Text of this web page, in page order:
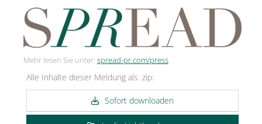
Mehr lesen Sie unter: spread-pr.com/press
Alle Inhalte dieser Meldung als .zip:
Sofort downloaden